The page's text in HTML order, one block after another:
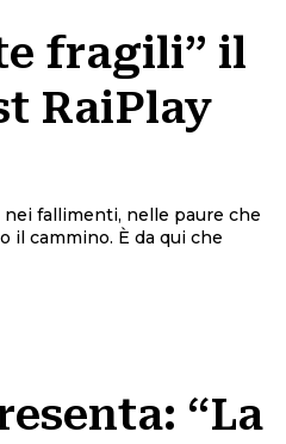
fragili” il
RaiPlay
fallimenti, nelle paure che
il cammino. È da qui che
“La